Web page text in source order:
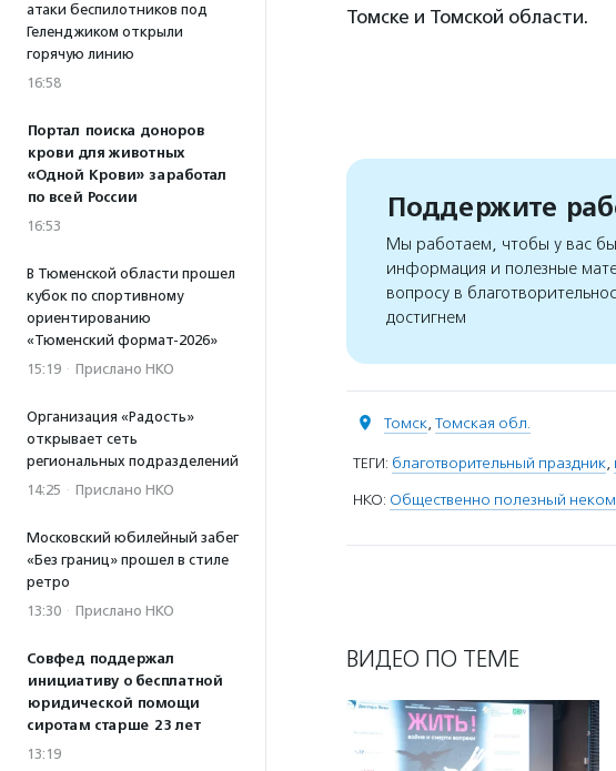
атаки беспилотников под
Геленджиком открыли
горячую линию
16:58
Портал поиска доноров
крови для животных
«Одной Крови» заработал
по всей России
16:53
В Тюменской области прошел
кубок по спортивному
ориентированию
«Тюменский формат-2026»
15:19 · Прислано НКО
Организация «Радость»
открывает сеть
региональных подразделений
14:25 · Прислано НКО
Московский юбилейный забег
«Без границ» прошел в стиле
ретро
13:30 · Прислано НКО
Совфед поддержал
инициативу о бесплатной
юридической помощи
сиротам старше 23 лет
13:19
Томске и Томской области.
Поддержите
Мы работаем, чтобы у вас
информация и полезные
вопросу в
достигнем
Томск, Томская обл.
ТЕГИ: благотворительный праздник,
НКО: Общественно полезный
ВИДЕО ПО ТЕМЕ